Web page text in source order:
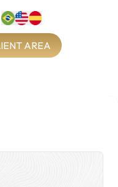
AREA